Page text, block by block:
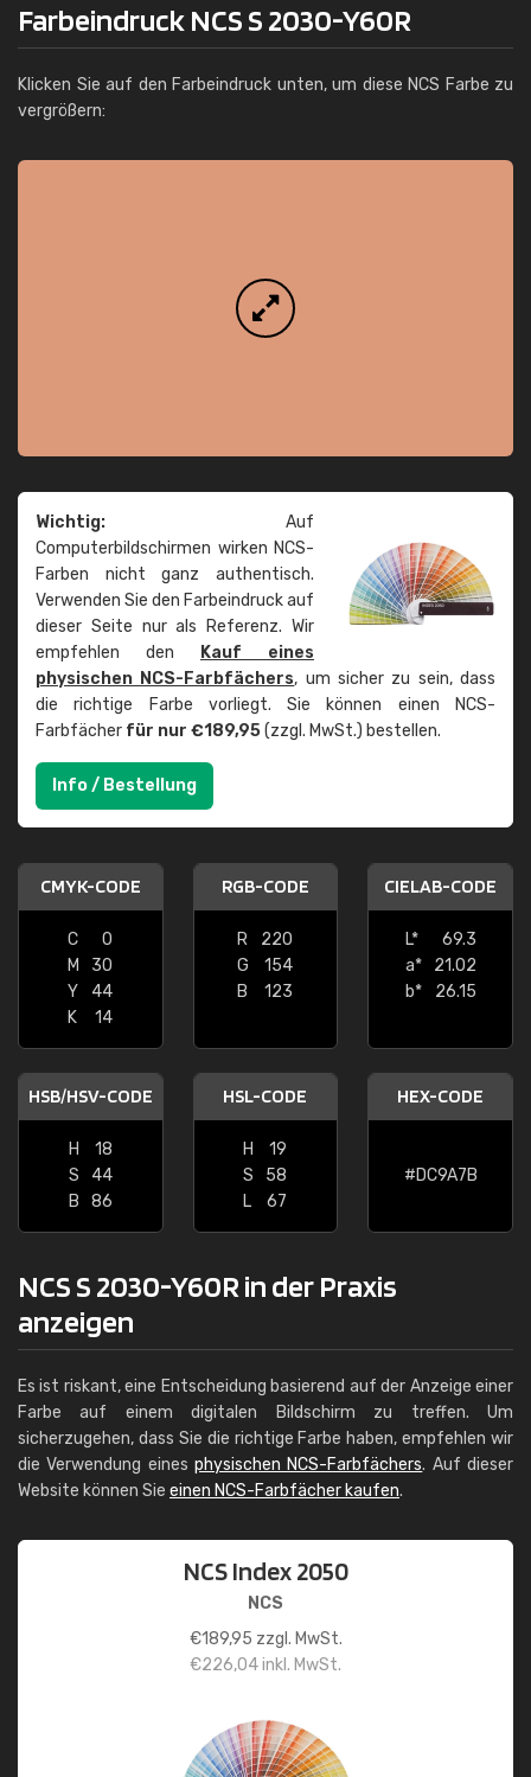
Farbeindruck NCS S 2030-Y60R
Klicken Sie auf den Farbeindruck unten, um diese NCS Farbe zu
vergrößern:
Wichtig: Auf
Computerbildschirmen wirken NCS-
Farben nicht ganz authentisch.
Verwenden Sie den Farbeindruck auf
dieser Seite nur als Referenz. Wir
empfehlen den
Kauf eines
physischen NCS-Farbfächers, um sicher zu sein, dass
die richtige Farbe vorliegt. Sie können einen NCS-
Farbfächer für nur €189,95(zzgl. MwSt.) bestellen.
Info / Bestellung
CMYK-CODE
C
0
M
30
Y
44
K
14
RGB-CODE
R
220
G
154
B
123
CIELAB-CODE
L*
69.3
a*
21.02
b*
26.15
HSB/HSV-CODE
H
18
S
44
B
86
HSL-CODE
H
19
S
58
L
67
HEX-CODE
#DC9A7B
NCS S 2030-Y60R in der Praxis
anzeigen
Es ist riskant, eine Entscheidung basierend auf der Anzeige einer
Farbe auf einem digitalen Bildschirm zu treffen. Um
sicherzugehen, dass Sie die richtige Farbe haben, empfehlen wir
die Verwendung eines physischen NCS-Farbfächers. Auf dieser
Website können Sie einen NCS-Farbfächer kaufen.
NCS Index 2050
NCS
€189,95 zzgl. MwSt.
€226,04inkl. MwSt.